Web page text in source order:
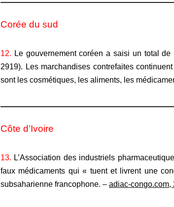
Corée du sud
12. Le gouvernement coréen a saisi un total
2919). Les marchandises contrefaites
sont les cosmétiques, les aliments, les
Côte d’Ivoire
13. L’Association des industriels
faux médicaments qui « tuent et livrent une
subsaharienne francophone. –adiac-congo.com,